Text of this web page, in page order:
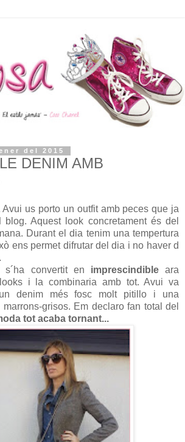
del 2015
DENIM AMB
us porto un outfit amb peces que ja
Aquest look concretament és del
Durant el dia tenim una tempertura
ens permet difrutar del dia i no haver d
s´ha convertit en imprescindibleara
i la combinaria amb tot. Avui va
denim més fosc molt pitillo i una
grisos. Em declaro fan total del
tot acaba tornant...